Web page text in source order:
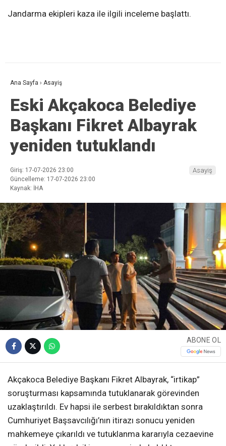
Jandarma ekipleri kaza ile ilgili inceleme başlattı.
Ana Sayfa › Asayiş
Eski Akçakoca Belediye
Başkanı Fikret Albayrak
yeniden tutuklandı
Giriş: 17-07-2026 23:00
Güncelleme: 17-07-2026 23:00
Kaynak: İHA
Asayiş
ABONE OL
Akçakoca Belediye Başkanı Fikret Albayrak, “irtikap”
soruşturması kapsamında tutuklanarak görevinden
uzaklaştırıldı. Ev hapsi ile serbest bırakıldıktan sonra
Cumhuriyet Başsavcılığı’nın itirazı sonucu yeniden
mahkemeye çıkarıldı ve tutuklanma kararıyla cezaevine